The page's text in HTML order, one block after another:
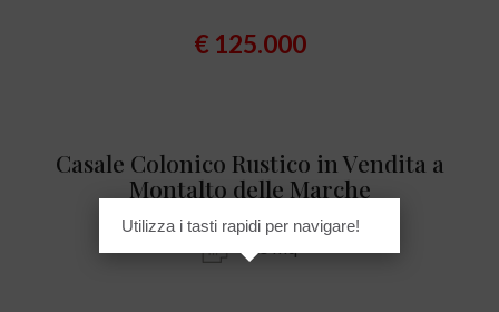
€ 125.000
Casale Colonico Rustico in Vendita a
Montalto delle Marche
Utilizza i tasti rapidi per navigare!